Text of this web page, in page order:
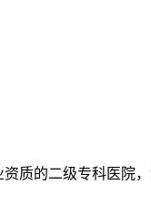
质的二级专科医院